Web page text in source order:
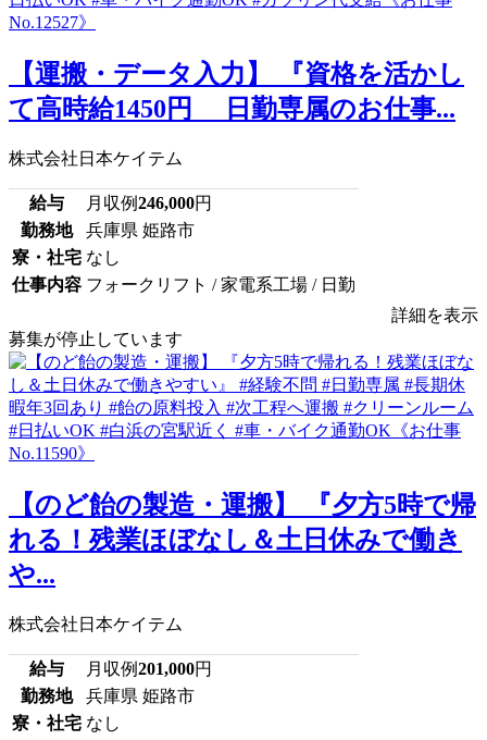
【運搬・データ入力】 『資格を活かし
て高時給1450円 日勤専属のお仕事...
株式会社日本ケイテム
給与 月収例246,000円
勤務地
兵庫県 姫路市
寮・社宅 なし
仕事内容 フォークリフト / 家電系工場 / 日勤
詳細を表示
募集が停止しています
【のど飴の製造・運搬】 『夕方5時で帰
れる！残業ほぼなし＆土日休みで働き
や...
株式会社日本ケイテム
給与 月収例201,000円
勤務地
兵庫県 姫路市
寮・社宅 なし